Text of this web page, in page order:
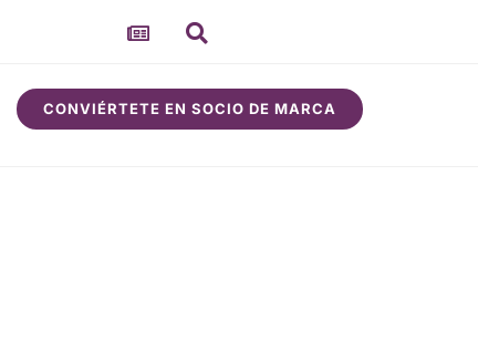
CONVIÉRTETE EN SOCIO DE MARCA